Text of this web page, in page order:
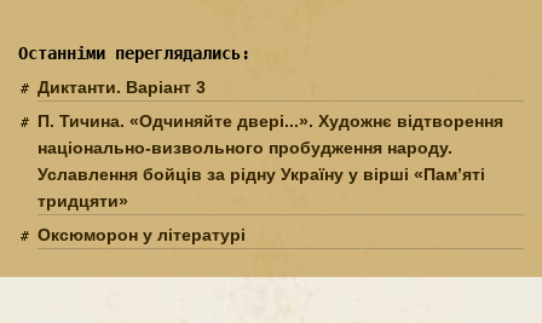
Останніми переглядались:
Диктанти. Варіант 3
П. Тичина. «Одчиняйте двері...». Художнє відтворення
національно-визвольного пробудження народу.
Уславлення бойців за рідну Україну у вірші «Пам’яті
тридцяти»
Оксюморон у літературі